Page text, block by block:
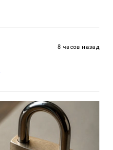
8 часов назад